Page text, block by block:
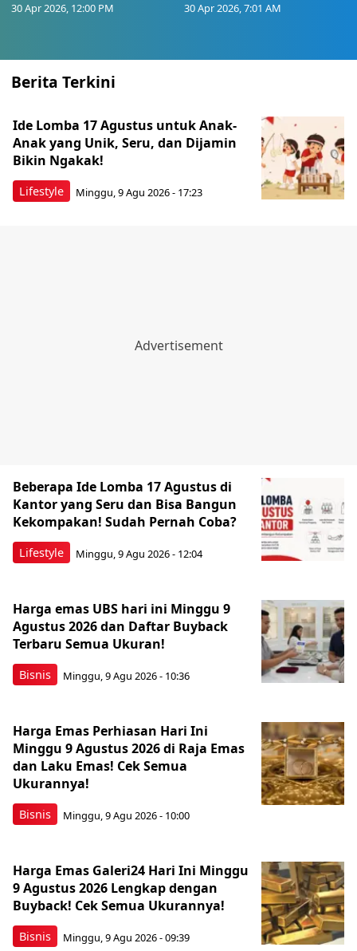
30 Apr 2026, 12:00 PM 30 Apr 2026, 7:01 AM
Berita Terkini
Lifestyle
Ide Lomba 17 Agustus untuk Anak-
Anak yang Unik, Seru, dan Dijamin
Bikin Ngakak!
Minggu, 9 Agu 2026 - 17:23
Lifestyle
Beberapa Ide Lomba 17 Agustus di
Kantor yang Seru dan Bisa Bangun
Kekompakan! Sudah Pernah Coba?
Minggu, 9 Agu 2026 - 12:04
Bisnis
Harga emas UBS hari ini Minggu 9
Agustus 2026 dan Daftar Buyback
Terbaru Semua Ukuran!
Minggu, 9 Agu 2026 - 10:36
Bisnis
Harga Emas Perhiasan Hari Ini
Minggu 9 Agustus 2026 di Raja Emas
dan Laku Emas! Cek Semua
Ukurannya!
Minggu, 9 Agu 2026 - 10:00
Bisnis
Harga Emas Galeri24 Hari Ini Minggu
9 Agustus 2026 Lengkap dengan
Buyback! Cek Semua Ukurannya!
Minggu, 9 Agu 2026 - 09:39